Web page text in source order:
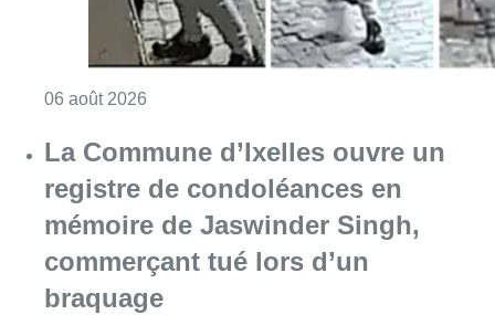
06 août 2026
La Commune d’Ixelles ouvre un
registre de condoléances en
mémoire de Jaswinder Singh,
commerçant tué lors d’un
braquage